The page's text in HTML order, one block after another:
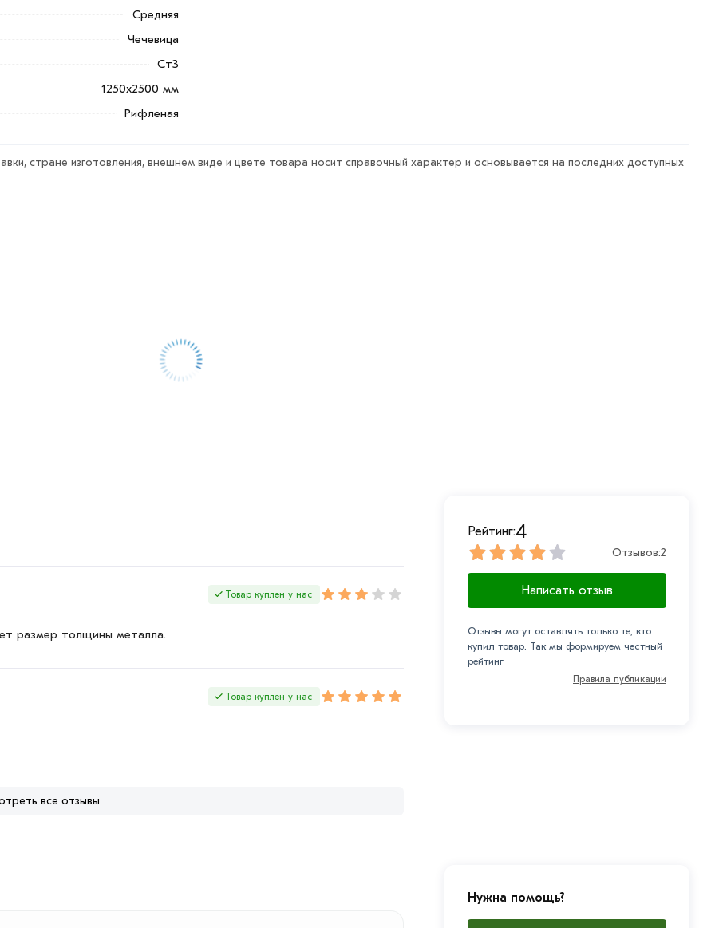
всем стандартам качества.
Средняя
Чечевица
Ст3
1250х2500 мм
Рифленая
стране изготовления, внешнем виде и цвете товара носит справочный характер и основывается на последних доступных
Товар куплен у нас
размер толщины металла.
Товар куплен у нас
все отзывы
Рейтинг:4
Отзывов:2
Написать отзыв
Отзывы могут оставлять только те, кто
купил товар. Так мы формируем честный
рейтинг
Правила публикации
Нужна помощь?